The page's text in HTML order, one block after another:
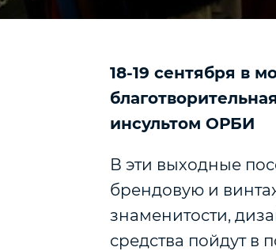
18-19 сентября в
инсультом ОРБИ
В эти выходные
брендовую и
знаменитости,
средства пойдут